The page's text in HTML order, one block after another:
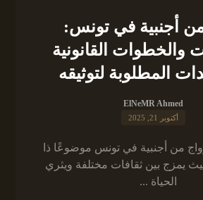
من أجنبية في تونس:
والخطوات القانونية
المطلوبة لتوثيقه
ElNeMR Ahmed
أكتوبر 21, 2025
من أجنبية في تونس موضوعًا ذا
يمزج بين ثقافات مختلفة ويثري
الحياة ...